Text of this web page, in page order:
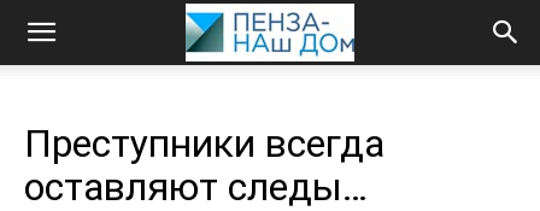
Преступники всегда
оставляют следы…